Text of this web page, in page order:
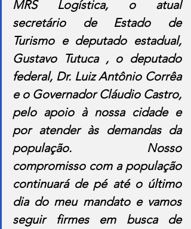
MRS Logística, o atual
secretário de Estado de
Turismo e deputado estadual,
Gustavo Tutuca , o deputado
federal, Dr. Luiz Antônio Corrêa
e o Governador Cláudio Castro,
pelo apoio à nossa cidade e
por atender às demandas da
população. Nosso
compromisso com a população
continuará de pé até o último
dia do meu mandato e vamos
seguir firmes em busca de